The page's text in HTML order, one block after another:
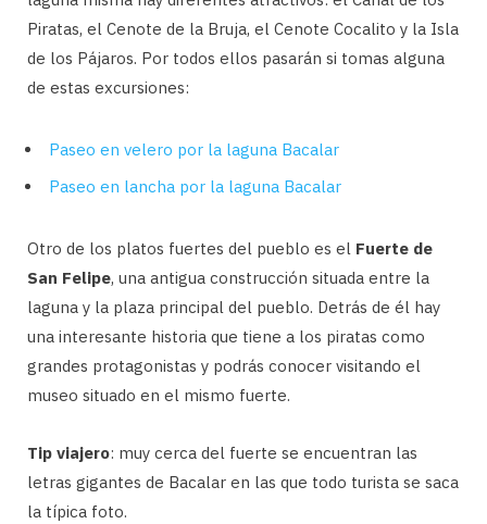
Piratas, el Cenote de la Bruja, el Cenote Cocalito y la Isla
de los Pájaros. Por todos ellos pasarán si tomas alguna
de estas excursiones:
Paseo en velero por la laguna Bacalar
Paseo en lancha por la laguna Bacalar
Otro de los platos fuertes del pueblo es el Fuerte de
San Felipe, una antigua construcción situada entre la
laguna y la plaza principal del pueblo. Detrás de él hay
una interesante historia que tiene a los piratas como
grandes protagonistas y podrás conocer visitando el
museo situado en el mismo fuerte.
Tip viajero: muy cerca del fuerte se encuentran las
letras gigantes de Bacalar en las que todo turista se saca
la típica foto.